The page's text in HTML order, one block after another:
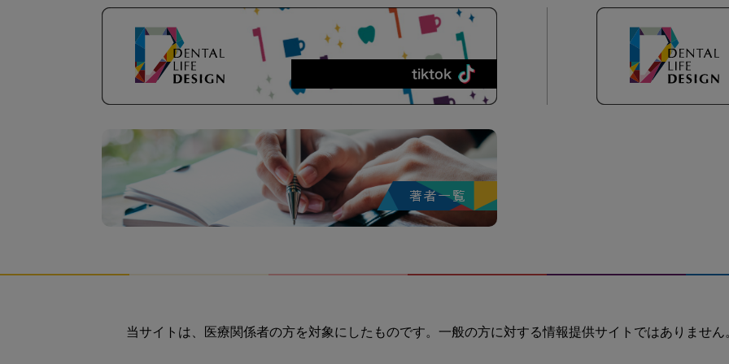
当サイトは、医療関係者の方を対象にしたものです。一般の方に対する情報提供サイトではありません